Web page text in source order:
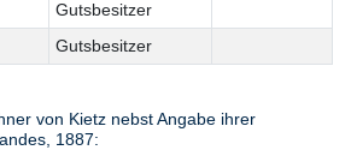
Gutsbesitzer
Gutsbesitzer
von Kietz nebst Angabe ihrer
1887: